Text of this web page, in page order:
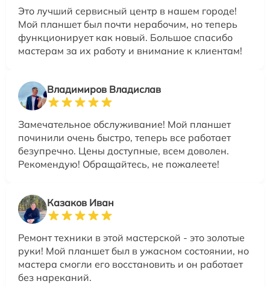
Это лучший сервисный центр в нашем городе!
Мой планшет был почти нерабочим, но теперь
функционирует как новый. Большое спасибо
мастерам за их работу и внимание к клиентам!
Владимиров Владислав
Замечательное обслуживание! Мой планшет
починили очень быстро, теперь все работает
безупречно. Цены доступные, всем доволен.
Рекомендую! Обращайтесь, не пожалеете!
Казаков Иван
Ремонт техники в этой мастерской - это золотые
руки! Мой планшет был в ужасном состоянии, но
мастера смогли его восстановить и он работает
без нареканий.